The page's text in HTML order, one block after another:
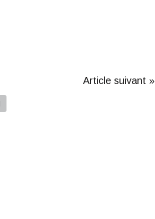
Article suivant »